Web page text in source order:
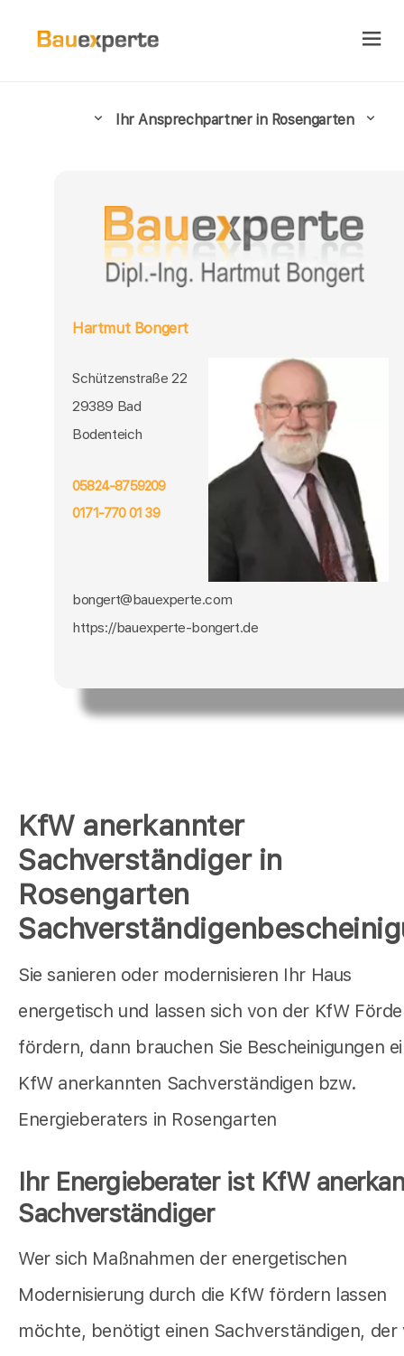
KfW anerkannter
Sachverständiger in
Rosengarten
Sie sanieren oder modernisieren Ihr Haus
energetisch und lassen sich von der KfW
fördern, dann brauchen Sie Bescheinigungen
KfW anerkannten Sachverständigen bzw.
Energieberaters in Rosengarten
Ihr Energieberater ist KfW
Sachverständiger
Wer sich Maßnahmen der energetischen
Modernisierung durch die KfW fördern lassen
möchte, benötigt einen Sachverständigen, der
Ihr Ansprechpartner in Rosengarten
Hartmut Bongert
Schützenstraße 22
29389 Bad
Bodenteich
05824-8759209
0171-770 01 39
bongert@bauexperte.com
https://bauexperte-bongert.de